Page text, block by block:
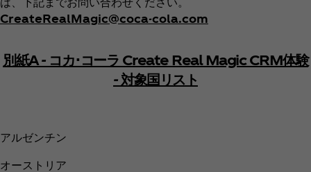
CreateRealMagic@coca-cola.com
別紙A - コカ･コーラ Create Real Magic CRM体験
- 対象国リスト
アルゼンチン
オーストリア